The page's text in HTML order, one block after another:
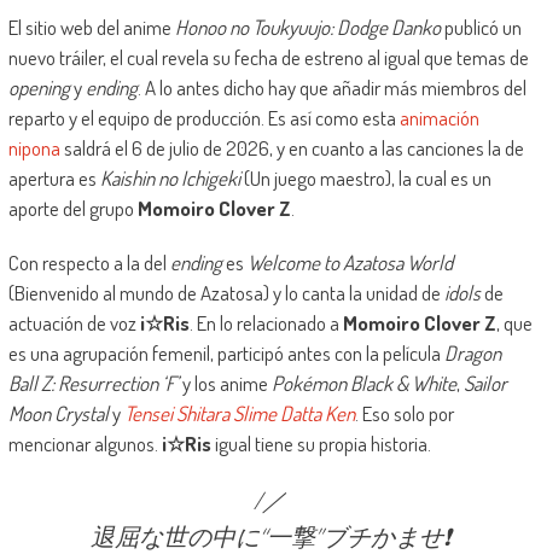
El sitio web del anime Honoo no Toukyuujo: Dodge Dankopublicó un
nuevo tráiler, el cual revela su fecha de estreno al igual que temas de
openingyending. A lo antes dicho hay que añadir más miembros del
reparto y el equipo de producción. Es así como esta animación
niponasaldrá el 6 de julio de 2026, y en cuanto a las canciones la de
apertura es Kaishin no Ichigeki(Un juego maestro), la cual es un
aporte del grupo Momoiro Clover Z
Con respecto a la del endinges Welcome to Azatosa World
(Bienvenido al mundo de Azatosa) y lo canta la unidad de idolsde
actuación de voz i☆Ris. En lo relacionado a Momoiro Clover Z, que
es una agrupación femenil, participó antes con la película Dragon
Ball Z: Resurrection ‘F’y los anime Pokémon Black & White, Sailor
Moon Crystaly Tensei Shitara Slime Datta Ken. Eso solo por
mencionar algunos. i☆Risigual tiene su propia historia.
/／
退屈な世の中に“一撃”ブチかませ❗️